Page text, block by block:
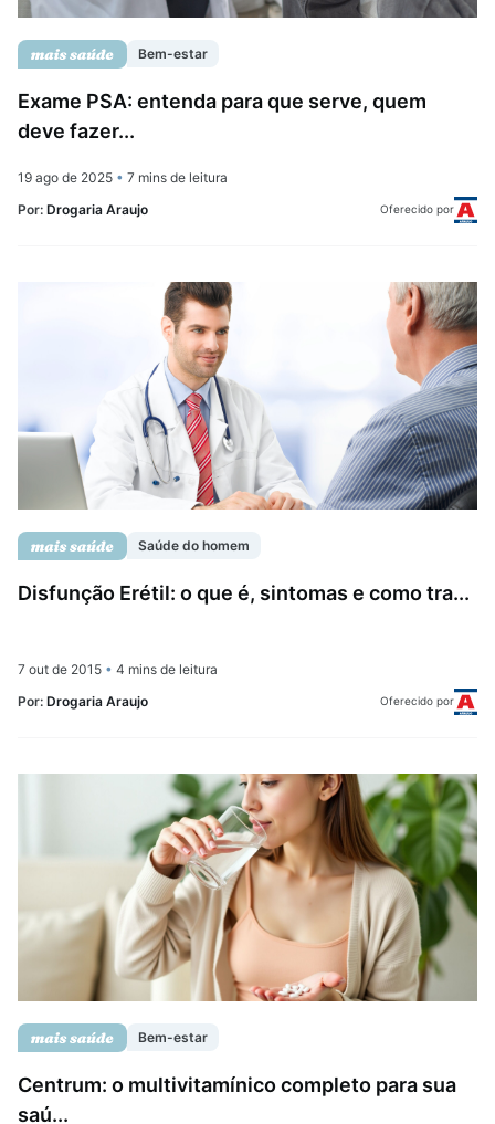
Bem-estar
Exame PSA: entenda para que serve, quem
deve fazer...
19 ago de 2025 • 7 mins de leitura
Por: Drogaria Araujo Oferecido por
Saúde do homem
Disfunção Erétil: o que é, sintomas e como tra...
7 out de 2015 • 4 mins de leitura
Por: Drogaria Araujo Oferecido por
Bem-estar
Centrum: o multivitamínico completo para sua
saú...